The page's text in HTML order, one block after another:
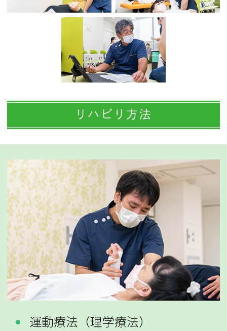
リハビリ方法
運動療法（理学療法）